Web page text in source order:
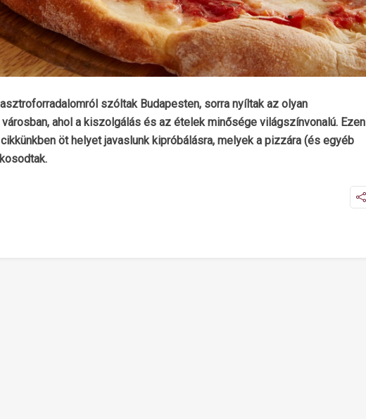
szóltak Budapesten, sorra nyíltak az olyan
ahol a kiszolgálás és az ételek minősége világszínvonalú. Ezen
öt helyet javaslunk kipróbálásra, melyek a pizzára (és egyéb